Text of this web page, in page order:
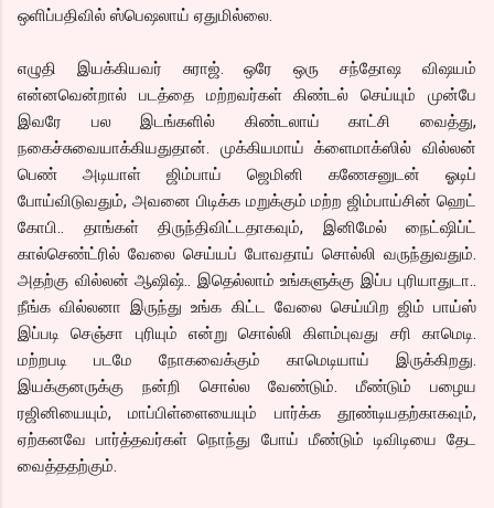
ஒளிப்பதிவில் ஸ்பெஷலாய் ஏதுமில்லை.
எழுதி இயக்கியவர் சுராஜ். ஒரே ஒரு சந்தோஷ விஷயம்
என்னவென்றால் படத்தை மற்றவர்கள் கிண்டல் செய்யும் முன்பே
இவரே பல இடங்களில் கிண்டலாய் காட்சி வைத்து,
நகைச்சுவையாக்கியதுதான். முக்கியமாய் க்ளைமாக்ஸில் வில்லன்
பெண் அடியாள் ஜிம்பாய் ஜெமினி கணேசனுடன் ஓடிப்
போய்விடுவதும், அவனை பிடிக்க மறுக்கும் மற்ற ஜிம்பாய்சின் ஹெட்
கோபி.. தாங்கள் திருந்திவிட்டதாகவும், இனிமேல் நைட்ஷிப்ட்
கால்செண்ட்ரில் வேலை செய்யப் போவதாய் சொல்லி வருந்துவதும்.
அதற்கு வில்லன் ஆஷிஷ்.. இதெல்லாம் உங்களுக்கு இப்ப புரியாதுடா..
நீங்க வில்லனா இருந்து உங்க கிட்ட வேலை செய்யிற ஜிம் பாய்ஸ்
இப்படி செஞ்சா புரியும் என்று சொல்லி கிளம்புவது சரி காமெடி.
மற்றபடி படமே நோகவைக்கும் காமெடியாய் இருக்கிறது.
இயக்குனருக்கு நன்றி சொல்ல வேண்டும். மீண்டும் பழைய
ரஜினியையும், மாப்பிள்ளையையும் பார்க்க தூண்டியதற்காகவும்,
ஏற்கனவே பார்த்தவர்கள் நொந்து போய் மீண்டும் டிவிடியை தேட
வைத்ததற்கும்.